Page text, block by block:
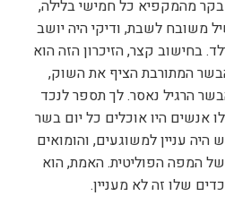
מהמקפיא כל חמישי בלילה,
משובח לשבת, ודיקי היה יושב
בחישוב קצר, הזיכרון הזה הוא
המתורבת הציף את השוק,
הרגיל נאסר. לך תספר לנכד
אנשים היו אוכלים כל יום בשר
עניין למשוגעים, והומואים
של המפה הפוליטית. האמת, הוא
שלו זה לא מעניין.